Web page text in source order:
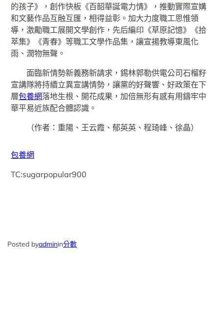
的孩子》，創作快板《百韶華誕電力情》，推動實際宣媾
和文藝作品互融互匯，相得益彰。加大力度職工思惟領
導，激勵職工展開文學創作，先后編印《草原記憶》《拾
萃集》《青春》等職工文學作品集，讓宣揚教導東風化
雨、潤物無聲。
面臨新情勢新義務新請求，錫林郭勒供電公司石榴籽
宣講隊將持續立異宣講情勢，讓黨的好聲響、好政策在下
層包養網落地生根、開花成果，加倍無形有感有用鑄牢中
華平易近族配合體認識。
（作者：重陽、王云霞、郁英英、程琦峰、徐晶）
包養網
TC:sugarpopular900
Posted byadminin分數